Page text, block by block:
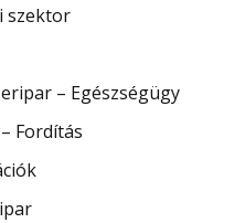
szektor
– Egészségügy
Fordítás